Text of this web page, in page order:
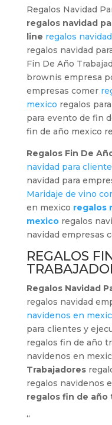
Regalos Navidad
regalos navidad
line regalos
regalos navidad
Fin De Año
brownis empresa
empresas comer
mexico regalos
para evento de fin
fin de año mexico
Regalos Fin De
navidad para
navidad para
Maridaje de vino
en mexico regalos
mexicoregalos
navidad empresas
REGALOS
Regalos Navidad
regalos navidad
navidenos en
para clientes y
regalos fin de año
navidenos en
Trabajadores
regalos navidenos
regalos fin de año
“